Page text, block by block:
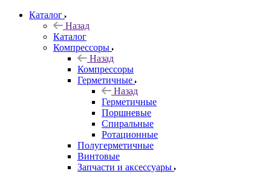
Каталог
Назад
Каталог
Компрессоры
Назад
Компрессоры
Герметичные
Назад
Герметичные
Поршневые
Спиральные
Ротационные
Полугерметичные
Винтовые
Запчасти и аксессуары